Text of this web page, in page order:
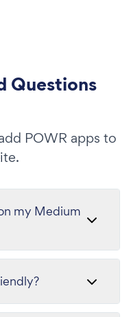
Questions
POWR apps to
my Medium